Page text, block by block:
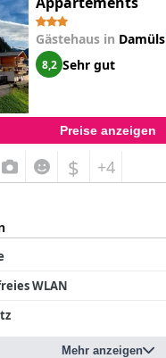
Gästehaus in Damüls
8,2 Sehr gut
Preise anzeigen
$ +4
WLAN
Mehr anzeigen